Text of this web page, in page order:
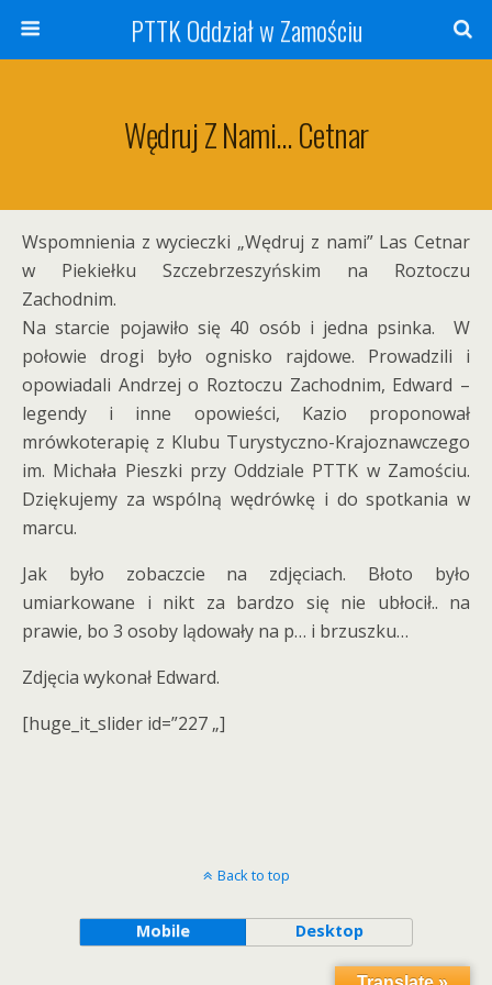
PTTK Oddział w Zamościu
Wędruj Z Nami… Cetnar
Wspomnienia z wycieczki „Wędruj z nami” Las Cetnar
w Piekiełku Szczebrzeszyńskim na Roztoczu
Zachodnim.
Na starcie pojawiło się 40 osób i jedna psinka. W
połowie drogi było ognisko rajdowe. Prowadzili i
opowiadali Andrzej o Roztoczu Zachodnim, Edward –
legendy i inne opowieści, Kazio proponował
mrówkoterapię z Klubu Turystyczno-Krajoznawczego
im. Michała Pieszki przy Oddziale PTTK w Zamościu.
Dziękujemy za wspólną wędrówkę i do spotkania w
marcu.
Jak było zobaczcie na zdjęciach. Błoto było
umiarkowane i nikt za bardzo się nie ubłocił.. na
prawie, bo 3 osoby lądowały na p… i brzuszku…
Zdjęcia wykonał Edward.
[huge_it_slider id=”227 „]
Back to top
Mobile Desktop